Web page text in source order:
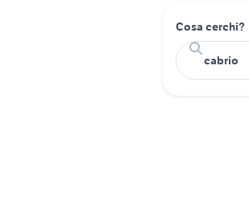
Cosa cerchi?